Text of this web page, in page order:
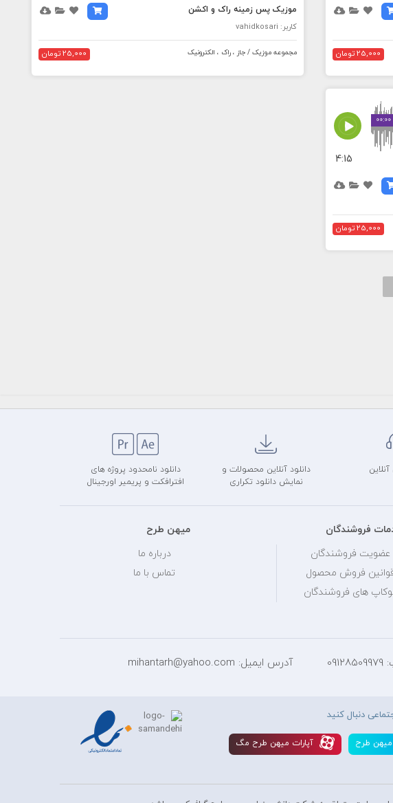
25,000 تومان
موزیک پس زمینه راک و اکشن
کاربر: vahidkosari
مجموعه موزیک / جاز ، راک ، الکترونیک 25,000 تومان
00:00
4:15
25,000 تومان
دانلود آنلاین محصولات و
نمایش دانلود تکراری
دانلود نامحدود پروژه های
افترافکت و پریمیر اورجینال
فروشندگان
عضویت فروشندگان
فروش محصول
های فروشندگان
میهن طرح
درباره ما
تماس با ما
آدرس ایمیل: mihantarh@yahoo.com
دنبال کنید
ميهن طرح آپارات ميهن طرح مگ